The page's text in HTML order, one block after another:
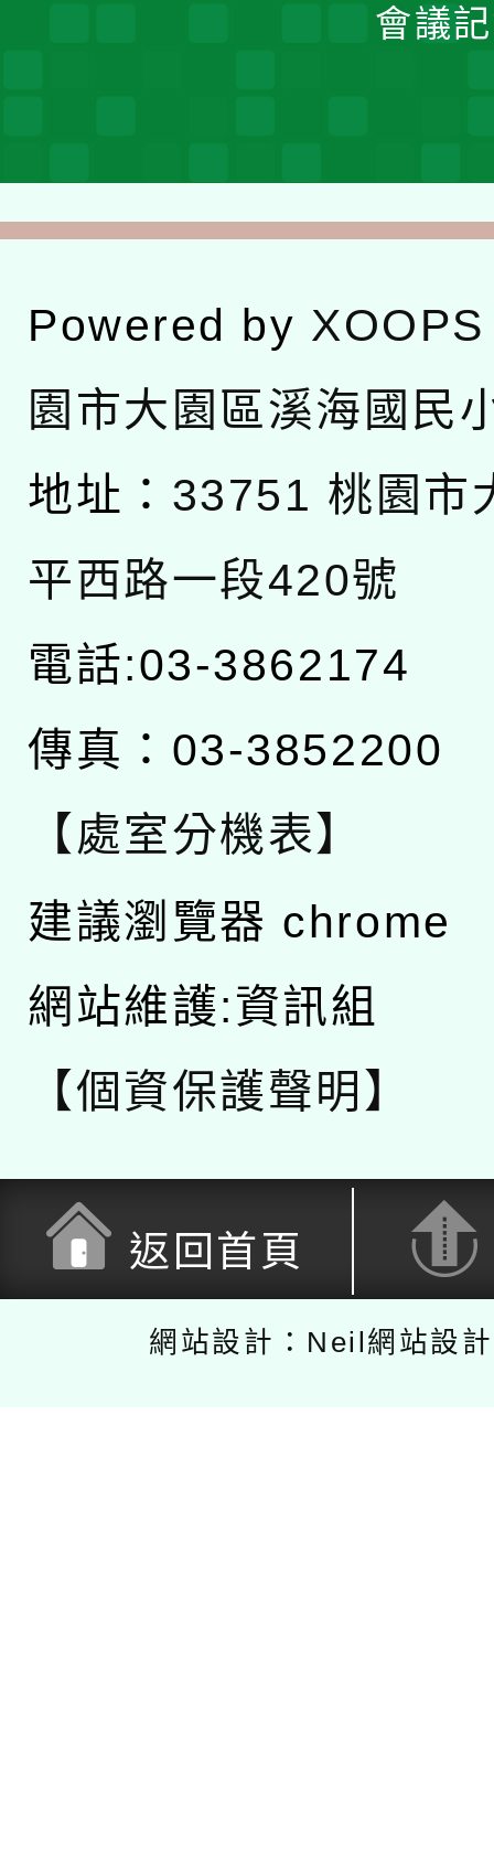
會議
Powered by XOOPS
園市大園區溪海國民
地址： 33751 桃園市
平西路一段420號
電話:03-3862174
傳真：03-3852200
【處室分機表】
建議瀏覽器 chrome
網站維護:資訊組
【個資保護聲明】
返回首頁
網站設計：Neil網站設